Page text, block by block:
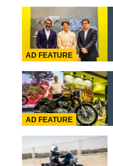
AD FEATURE
AD FEATURE